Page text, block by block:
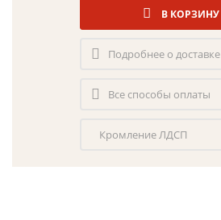
В КОРЗИНУ
Подробнее о доставке
Все способы оплаты
Кромление ЛДСП